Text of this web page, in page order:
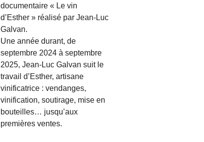
documentaire « Le vin
d’Esther » réalisé par Jean-Luc
Galvan.
Une année durant, de
septembre 2024 à septembre
2025, Jean-Luc Galvan suit le
travail d’Esther, artisane
vinificatrice : vendanges,
vinification, soutirage, mise en
bouteilles… jusqu’aux
premières ventes.